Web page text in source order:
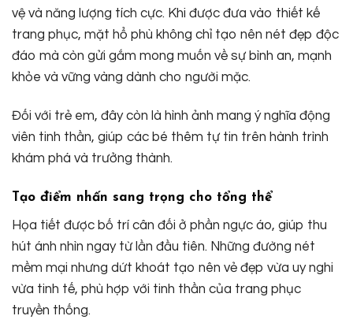
vệ và năng lượng tích cực. Khi được đưa vào thiết kế
trang phục, mặt hổ phù không chỉ tạo nên nét đẹp độc
đáo mà còn gửi gắm mong muốn về sự bình an, mạnh
khỏe và vững vàng dành cho người mặc.
Đối với trẻ em, đây còn là hình ảnh mang ý nghĩa động
viên tinh thần, giúp các bé thêm tự tin trên hành trình
khám phá và trưởng thành.
Tạo điểm nhấn sang trọng cho tổng thể
Họa tiết được bố trí cân đối ở phần ngực áo, giúp thu
hút ánh nhìn ngay từ lần đầu tiên. Những đường nét
mềm mại nhưng dứt khoát tạo nên vẻ đẹp vừa uy nghi
vừa tinh tế, phù hợp với tinh thần của trang phục
truyền thống.